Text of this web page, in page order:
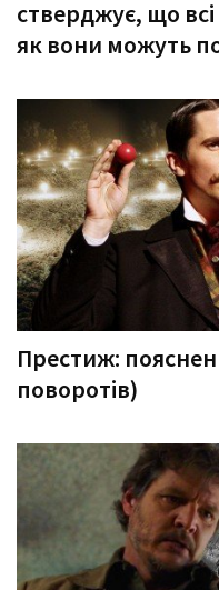
стверджує, що
як вони можуть
Престиж:
поворотів)